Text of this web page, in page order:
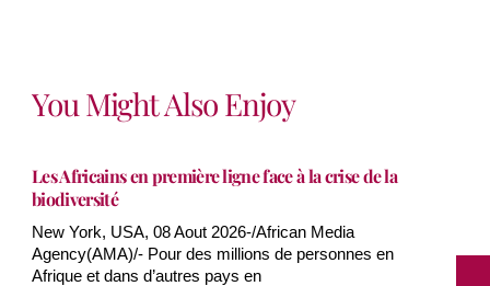
You Might Also Enjoy
Les Africains en première ligne face à la crise de la
biodiversité
New York, USA, 08 Aout 2026-/African Media
Agency(AMA)/- Pour des millions de personnes en
Afrique et dans d’autres pays en